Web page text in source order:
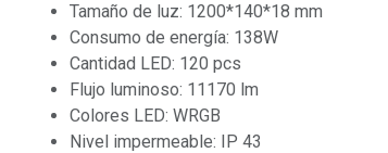
Tamaño de luz: 1200*140*18 mm
Consumo de energía: 138W
Cantidad LED: 120 pcs
Flujo luminoso: 11170 lm
Colores LED: WRGB
Nivel impermeable: IP 43